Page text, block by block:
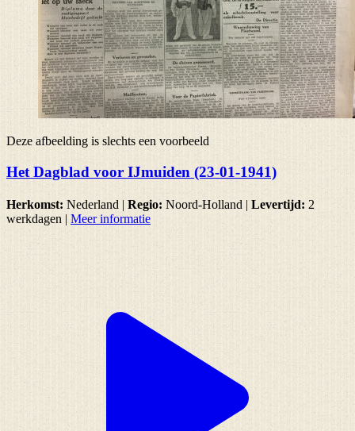
Deze afbeelding is slechts een voorbeeld
Het Dagblad voor IJmuiden (23-01-1941)
Herkomst: Nederland | Regio: Noord-Holland | Levertijd: 2
werkdagen | Meer informatie